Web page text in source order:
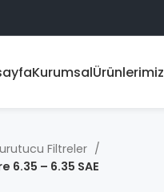
KurumsalÜrünlerimiz
Filtreler
6.35 – 6.35 SAE